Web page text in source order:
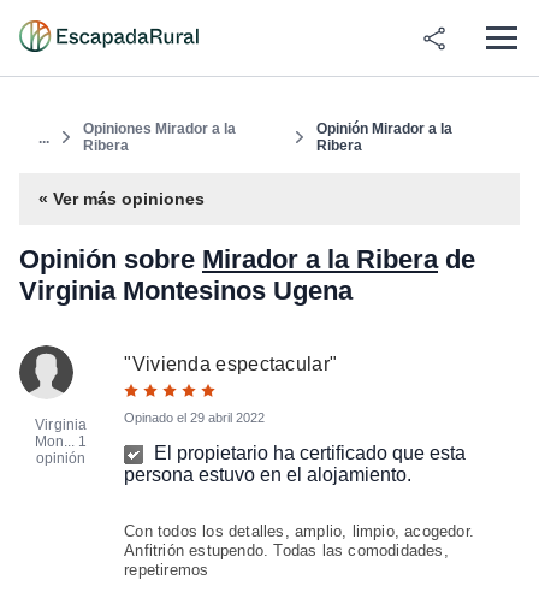
...
Opiniones Mirador a la
Ribera
Opinión Mirador a la
Ribera
« Ver más opiniones
Opinión sobre Mirador a la Riberade
Virginia Montesinos Ugena
Virginia
Mon... 1
opinión
"Vivienda espectacular"
Opinado el29 abril 2022
El propietario ha certificado que esta
persona estuvo en el alojamiento.
Con todos los detalles, amplio, limpio, acogedor.
Anfitrión estupendo. Todas las comodidades,
repetiremos